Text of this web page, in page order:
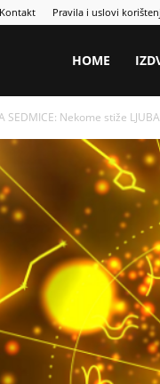
Kontakt Pravila i uslovi
HOME
SEDMICE: Nekome stiže